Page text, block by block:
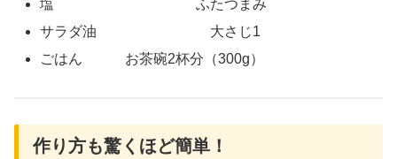
塩 ふたつまみ
サラダ油 大さじ1
ごはん お茶碗2杯分（300g）
作り方も驚くほど簡単！